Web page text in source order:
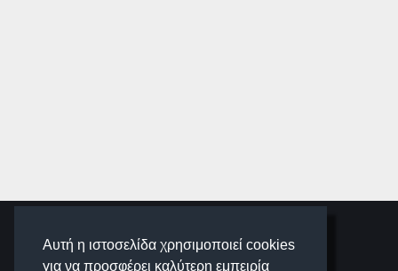
Αυτή η ιστοσελίδα χρησιμοποιεί cookies
για να προσφέρει καλύτερη εμπειρία
SCHOOLIGANS